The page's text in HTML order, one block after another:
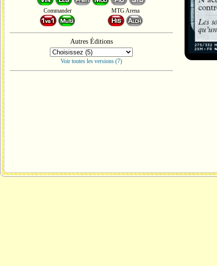
Commander MTG Arena
Autres Éditions
Voir toutes les versions (7)